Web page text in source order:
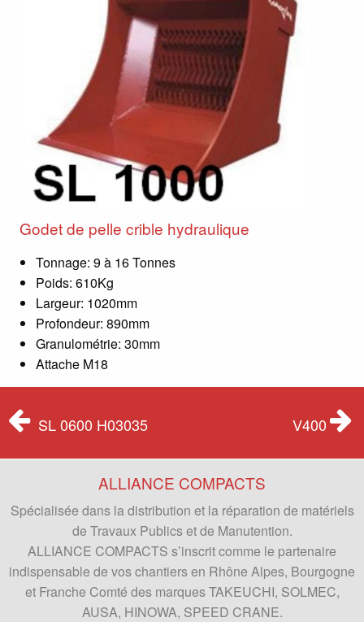
Godet de pelle crible hydraulique
Tonnage: 9 à 16 Tonnes
Poids: 610Kg
Largeur: 1020mm
Profondeur: 890mm
Granulométrie: 30mm
Attache M18
SL 0600 H03035 V400
ALLIANCE COMPACTS
Spécialisée dans la distribution et la réparation de matériels
de Travaux Publics et de Manutention.
ALLIANCE COMPACTS s’inscrit comme le partenaire
indispensable de vos chantiers en Rhône Alpes, Bourgogne
et Franche Comté des marques TAKEUCHI, SOLMEC,
AUSA, HINOWA, SPEED CRANE.